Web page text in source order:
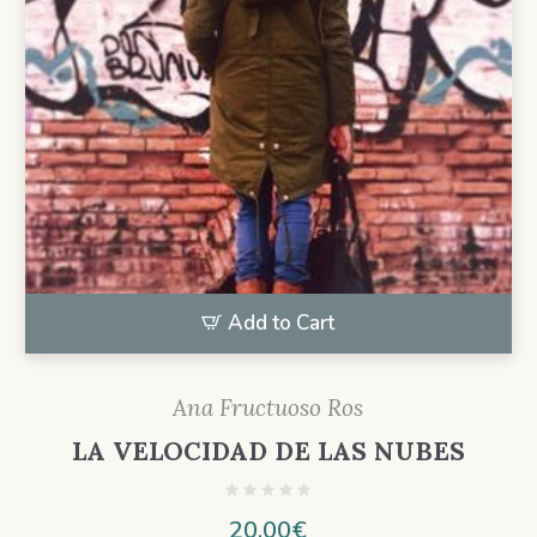
Add to Cart
Ana Fructuoso Ros
LA VELOCIDAD DE LAS NUBES